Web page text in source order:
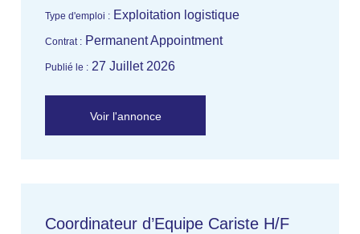
Type d'emploi : Exploitation logistique
Contrat : Permanent Appointment
Publié le : 27 Juillet 2026
Voir l'annonce
Coordinateur d’Equipe Cariste H/F